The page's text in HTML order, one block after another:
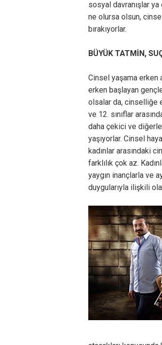
sosyal davranışlar
ne olursa olsun,
bırakıyorlar.
BÜYÜK TATMİN,
Cinsel yaşama erken
erken başlayan
olsalar da, cinselliğe
ve 12. sınıflar
daha çekici ve
yaşıyorlar. Cinsel
kadınlar arasındaki
farklılık çok az.
yaygın inançlarla ve
duygularıyla ilişkili